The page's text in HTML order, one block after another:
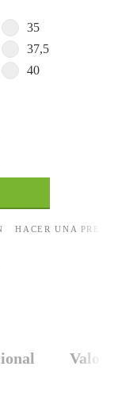
35
37,5
40
HACER UNA